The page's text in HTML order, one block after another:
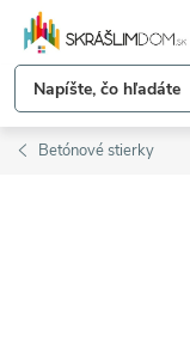
Prejsť
obsah
Betónové stierky